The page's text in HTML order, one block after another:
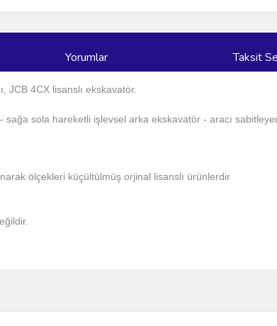
Yorumlar Taksit
JCB 4CX lisanslı ekskavatör.
sağa sola hareketli işlevsel arka ekskavatör - aracı
ölçekleri küçültülmüş orjinal lisanslı ürünlerdir